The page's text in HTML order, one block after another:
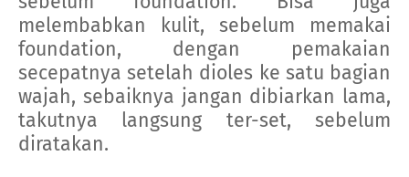
melembabkan kulit, sebelum memakai
foundation, dengan pemakaian
secepatnya setelah dioles ke satu bagian
wajah, sebaiknya jangan dibiarkan lama,
takutnya langsung ter-set, sebelum
diratakan.